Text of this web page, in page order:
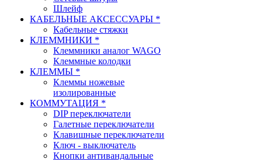
Шлейф
КАБЕЛЬНЫЕ АКСЕССУАРЫ *
Кабельные стяжки
КЛЕММНИКИ *
Клеммники аналог WAGO
Клеммные колодки
КЛЕММЫ *
Клеммы ножевые
изолированные
КОММУТАЦИЯ *
DIP переключатели
Галетные переключатели
Клавишные переключатели
Ключ - выключатель
Кнопки антивандальные